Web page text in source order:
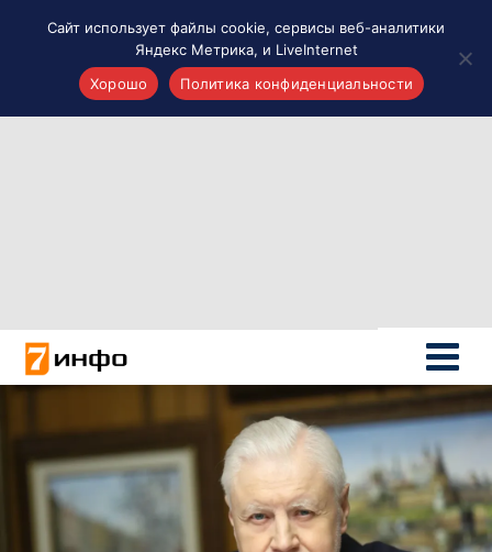
Новости России
Политика
Новости мира
Все материалы 7инфо
О НАС
ПОИСК ПО САЙТУ
Сайт использует файлы cookie, сервисы веб-аналитики
Яндекс Метрика, и LiveInternet
Хорошо
Политика конфиденциальности